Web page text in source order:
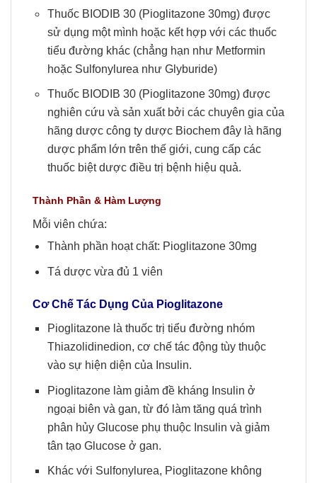
Thuốc BIODIB 30 (Pioglitazone 30mg) được
sử dụng một mình hoặc kết hợp với các thuốc
tiểu đường khác (chẳng hạn như Metformin
hoặc Sulfonylurea như Glyburide)
Thuốc BIODIB 30 (Pioglitazone 30mg) được
nghiên cứu và sản xuất bởi các chuyên gia của
hãng dược công ty dược Biochem đây là hãng
dược phẩm lớn trên thế giới, cung cấp các
thuốc biệt dược điều trị bệnh hiệu quả.
Thành Phần & Hàm Lượng
Mỗi viên chứa:
Thành phần hoạt chất: Pioglitazone 30mg
Tá dược vừa đủ 1 viên
Cơ Chế Tác Dụng Của Pioglitazone
Pioglitazone là thuốc trị tiểu đường nhóm
Thiazolidinedion, cơ chế tác động tùy thuộc
vào sự hiện diện của Insulin.
Pioglitazone làm giảm đề kháng Insulin ở
ngoại biên và gan, từ đó làm tăng quá trình
phân hủy Glucose phụ thuộc Insulin và giảm
tân tạo Glucose ở gan.
Khác với Sulfonylurea, Pioglitazone không